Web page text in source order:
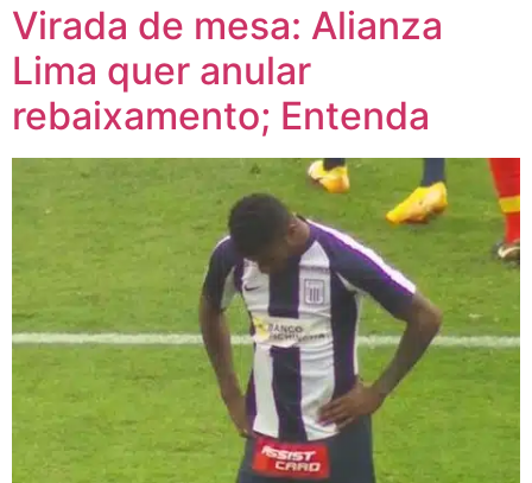
Virada de mesa: Alianza
Lima quer anular
rebaixamento; Entenda